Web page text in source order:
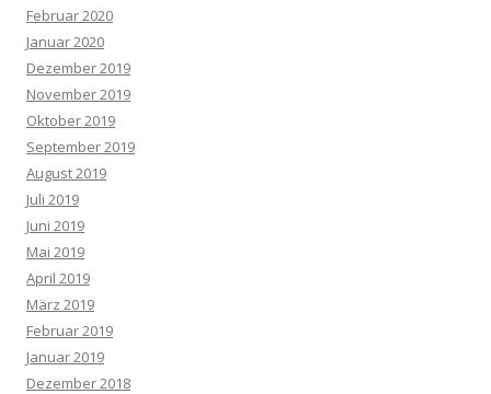
Februar 2020
Januar 2020
Dezember 2019
November 2019
Oktober 2019
September 2019
August 2019
Juli 2019
Juni 2019
Mai 2019
April 2019
März 2019
Februar 2019
Januar 2019
Dezember 2018